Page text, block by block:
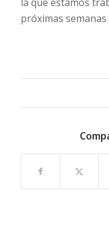
próximas semanas